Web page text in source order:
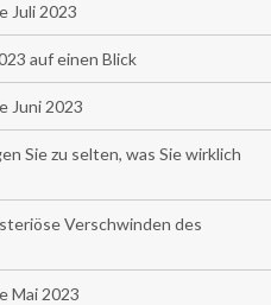
Juli 2023
auf einen Blick
Juni 2023
Sie zu selten, was Sie wirklich
Verschwinden des
Mai 2023